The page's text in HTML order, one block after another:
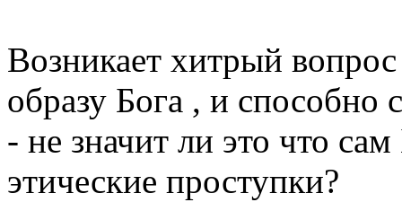
Возникает хитрый
образу Бога , и способно
- не значит ли это что
этические проступки?